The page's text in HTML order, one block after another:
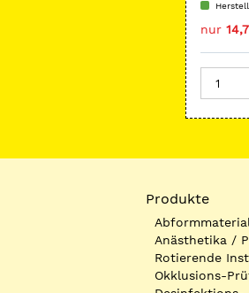
nur
Produkte
Anästhetika /
Rotierende
Okklusions-